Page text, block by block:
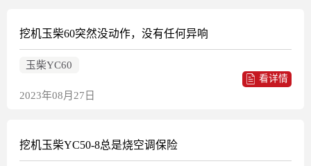
挖机玉柴60突然没动作，没有任何异响
玉柴YC60
2023年08月27日
看详情
挖机玉柴YC50-8总是烧空调保险